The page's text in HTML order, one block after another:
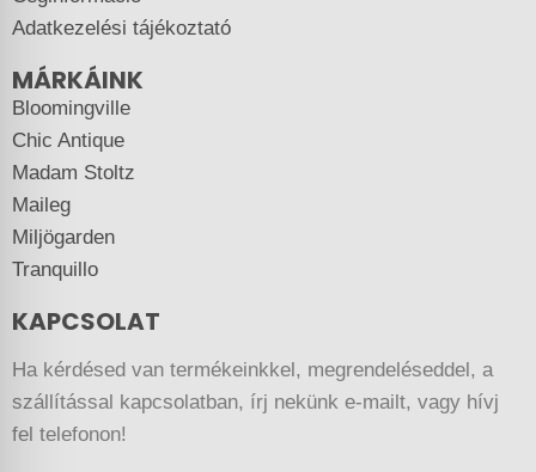
Adatkezelési tájékoztató
MÁRKÁINK
Bloomingville
Chic Antique
Madam Stoltz
Maileg
Miljögarden
Tranquillo
KAPCSOLAT
Ha kérdésed van termékeinkkel, megrendeléseddel, a
szállítással kapcsolatban, írj nekünk e-mailt, vagy hívj
fel telefonon!